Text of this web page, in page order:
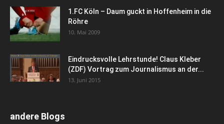
1.FC Köln – Daum guckt in Hoffenheim in die
Röhre
10. Mai 2009
Eindrucksvolle Lehrstunde! Claus Kleber
(ZDF) Vortrag zum Journalismus an der...
13. Juni 2015
andere Blogs